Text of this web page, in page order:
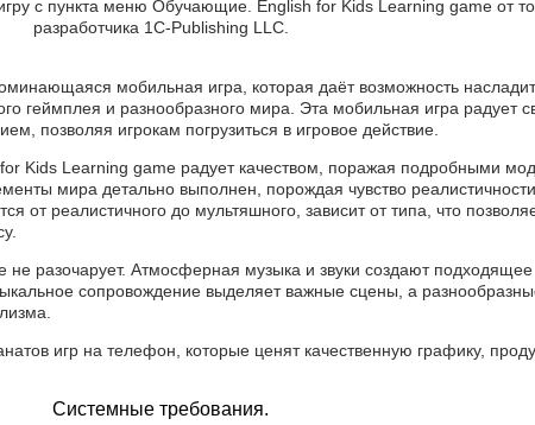
с пункта меню Обучающие. English for Kids Learning game от
разработчика 1C-Publishing LLC.
мобильная игра, которая даёт возможность
геймплея и разнообразного мира. Эта мобильная игра радует
позволяя игрокам погрузиться в игровое действие.
Kids Learning game радует качеством, поражая подробными
мира детально выполнен, порождая чувство
от реалистичного до мультяшного, зависит от типа, что
не разочарует. Атмосферная музыка и звуки создают подходящее
сопровождение выделяет важные сцены, а
игр на телефон, которые ценят качественную графику,
Системные требования.